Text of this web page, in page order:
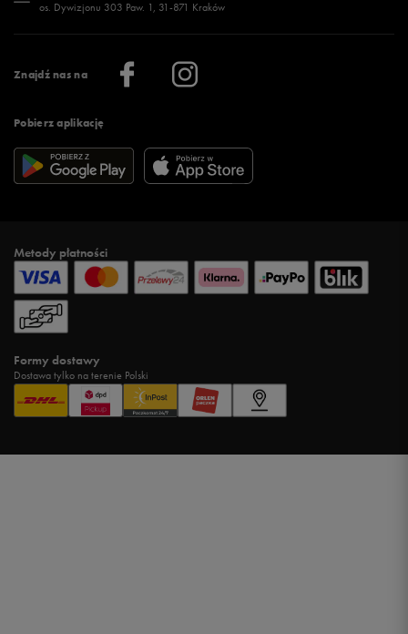
Znajdź nas na
Pobierz aplikację
Regulamin sklepu 50 style
Regulamin aplikacji 50 style
Więcej regulaminów >
Więcej >
Klub 50 style
Praca
Informacje o firmie
os. Dywizjonu 303 Paw. 1, 31-871 Kraków
Metody płatności
Formy dostawy
Dostawa tylko na terenie Polski